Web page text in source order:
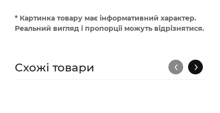
* Картинка товару має інформативний характер.
Реальний вигляд і пропорції можуть відрізнятися.
Схожі товари ‹ ›